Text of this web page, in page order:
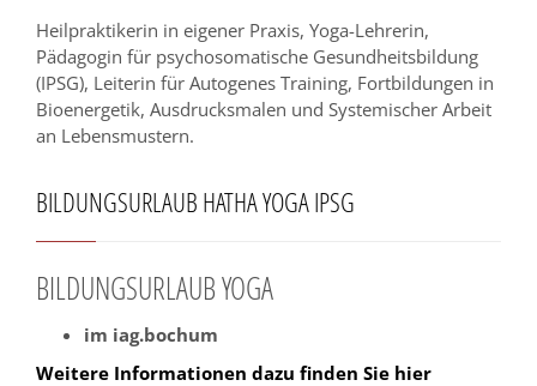
Heilpraktikerin in eigener Praxis, Yoga-Lehrerin,
Pädagogin für psychosomatische Gesundheitsbildung
(IPSG), Leiterin für Autogenes Training, Fortbildungen in
Bioenergetik, Ausdrucksmalen und Systemischer Arbeit
an Lebensmustern.
BILDUNGSURLAUB HATHA YOGA IPSG
BILDUNGSURLAUB YOGA
im iag.bochum
Weitere Informationen dazu finden Sie hier